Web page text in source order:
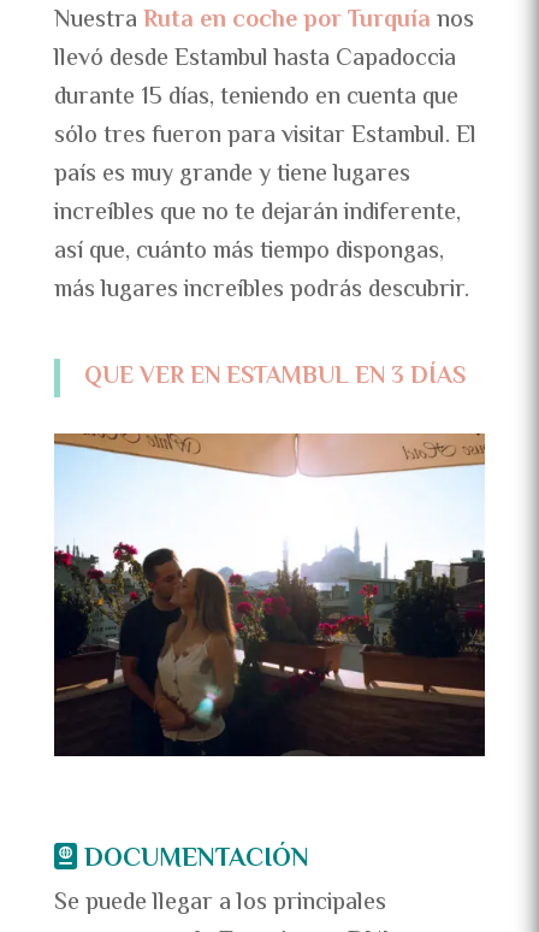
NuestraRuta en coche por Turquíanos
llevó desde Estambul hasta Capadoccia
durante 15 días, teniendo en cuenta que
sólo tres fueron para visitar Estambul. El
país es muy grande y tiene lugares
increíbles que no te dejarán indiferente,
así que, cuánto más tiempo dispongas,
más lugares increíbles podrás descubrir.
QUE VER EN ESTAMBUL EN 3 DÍAS
DOCUMENTACIÓN
Se puede llegar a los principales